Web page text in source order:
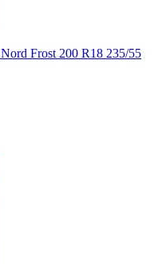
Frost 200 R18 235/55